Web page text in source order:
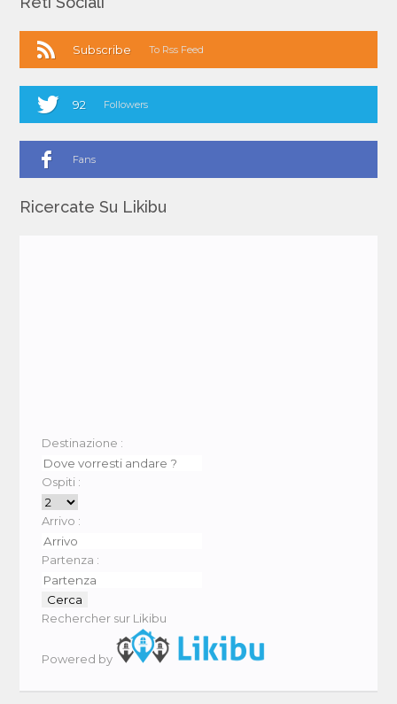
Subscribe To Rss Feed
92 Followers
Fans
Ricercate Su Likibu
Destinazione :
Ospiti :
Arrivo :
Partenza :
Rechercher sur Likibu
Powered by